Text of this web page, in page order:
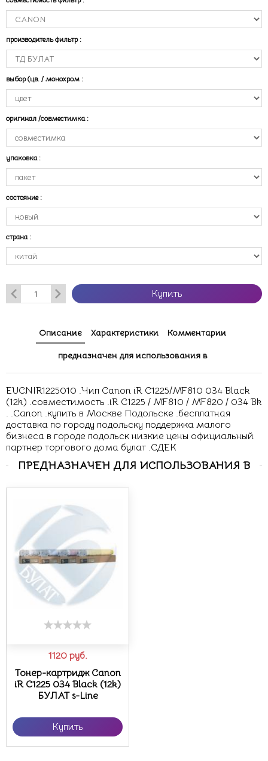
производитель фильтр :
выбор (цв. / монохром :
оригинал /совместимка :
упаковка :
состояние :
страна :
Купить
Описание Характеристики Комментарии
предназначен для использования в
EUCNIR1225010 .Чип Canon iR C1225/MF810 034 Black
(12k) .совместимость .iR C1225 / MF810 / MF820 / 034 Bk
. .Canon .купить в Москве Подольске .бесплатная
доставка по городу подольску поддержка малого
бизнеса в городе подольск низкие цены официальный
партнер торгового дома булат .СДЕК
ПРЕДНАЗНАЧЕН ДЛЯ ИСПОЛЬЗОВАНИЯ В
1120 руб.
Тонер-картридж Canon
iR C1225 034 Black (12k)
БУЛАТ s-Line
Купить